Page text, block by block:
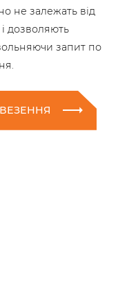
не залежать від
дозволяють
запит по